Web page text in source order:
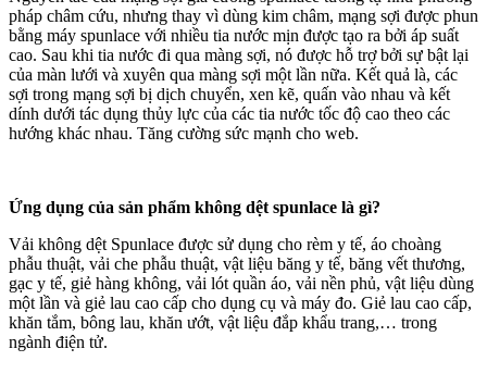
pháp châm cứu, nhưng thay vì dùng kim châm, mạng sợi được phun
bằng máy spunlace với nhiều tia nước mịn được tạo ra bởi áp suất
cao. Sau khi tia nước đi qua màng sợi, nó được hỗ trợ bởi sự bật lại
của màn lưới và xuyên qua màng sợi một lần nữa. Kết quả là, các
sợi trong mạng sợi bị dịch chuyển, xen kẽ, quấn vào nhau và kết
dính dưới tác dụng thủy lực của các tia nước tốc độ cao theo các
hướng khác nhau. Tăng cường sức mạnh cho web.
Ứng dụng của sản phẩm không dệt spunlace là gì?
Vải không dệt Spunlace được sử dụng cho rèm y tế, áo choàng
phẫu thuật, vải che phẫu thuật, vật liệu băng y tế, băng vết thương,
gạc y tế, giẻ hàng không, vải lót quần áo, vải nền phủ, vật liệu dùng
một lần và giẻ lau cao cấp cho dụng cụ và máy đo. Giẻ lau cao cấp,
khăn tắm, bông lau, khăn ướt, vật liệu đắp khẩu trang,… trong
ngành điện tử.